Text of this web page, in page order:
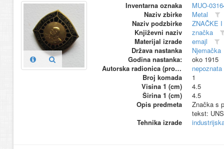
Inventarna oznaka
MUO-
Naziv zbirke
Metal
Naziv podzbirke
ZNAČKE I
Književni naziv
značka
Materijal izrade
emajl
Država nastanka
Njemačka
Godina nastanka:
oko 1915
Autorska radionica (proizvođač)
nepoznata
Broj komada
1
Visina 1 (cm)
4.5
Širina 1 (cm)
4.5
Opis predmeta
Značka s
tekst:
Tehnika izrade